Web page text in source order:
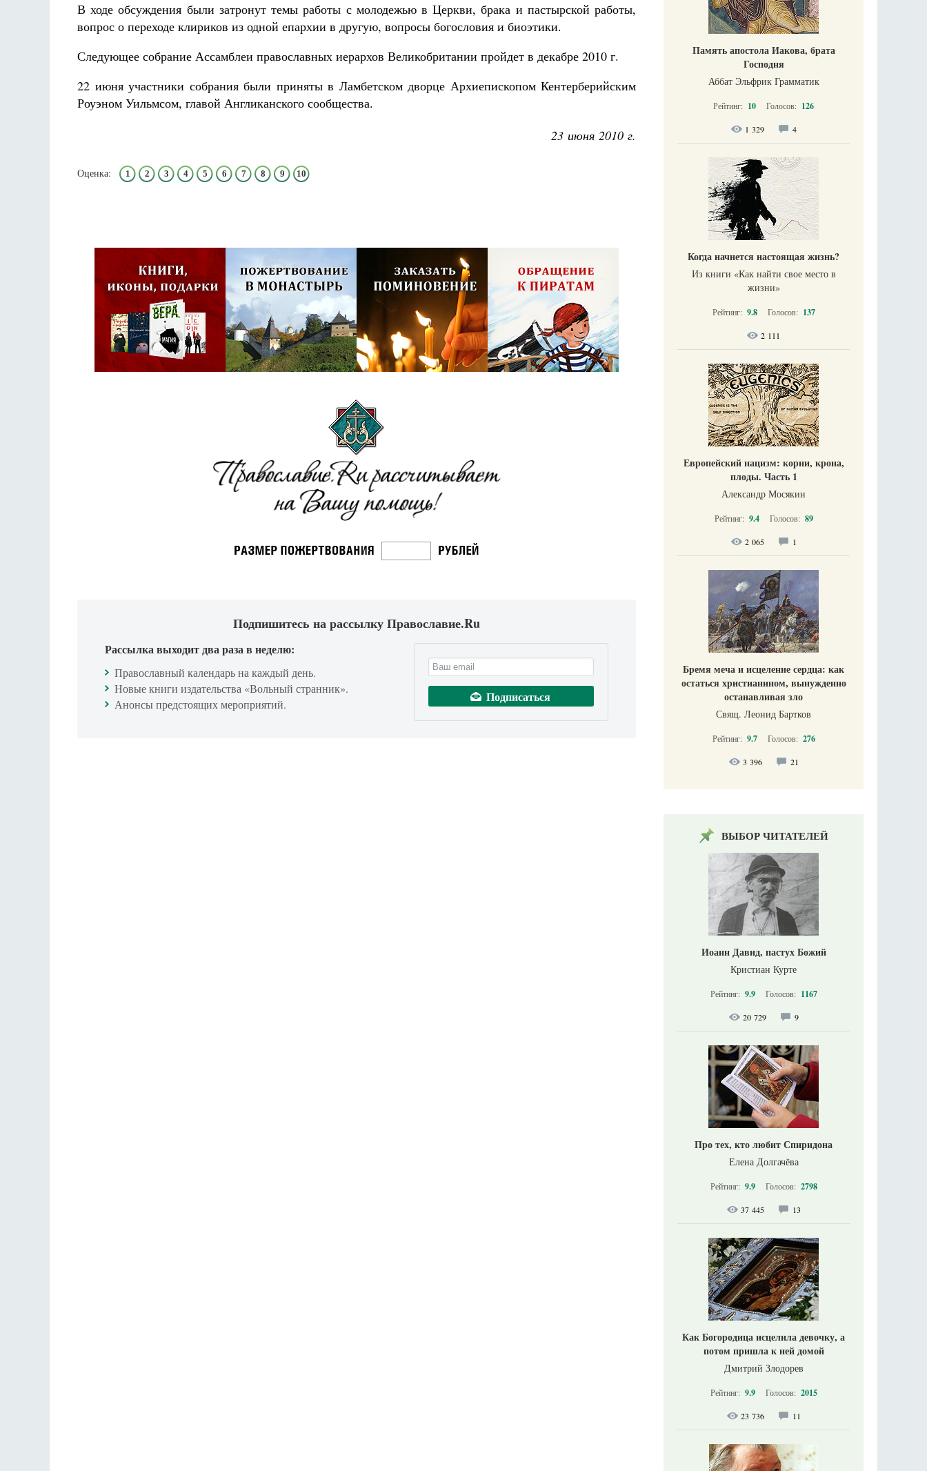
В ходе обсуждения были затронут темы работы с молодежью в Церкви, брака и пастырской работы,
вопрос о переходе клириков из одной епархии в другую, вопросы богословия и биоэтики.
Следующее собрание Ассамблеи православных иерархов Великобритании пройдет в декабре 2010 г.
22 июня участники собрания были приняты в Ламбетском дворце Архиепископом Кентерберийским
Роуэном Уильмсом, главой Англиканского сообщества.
23 июня 2010 г.
Оценка: 1 2 3 4 5 6 7 8 9 10
Подпишитесь на рассылку Православие.Ru
Рассылка выходит два раза в неделю:
Православный календарь на каждый день.
Новые книги издательства «Вольный странник».
Анонсы предстоящих мероприятий.
Память апостола Иакова, брата
Господня
Аббат Эльфрик Грамматик
Рейтинг: 10 Голосов: 126
1 329 4
Когда начнется настоящая жизнь?
Из книги «Как найти свое место в
жизни​»
Рейтинг: 9.8 Голосов: 137
2 111
Европейский нацизм: корни, крона,
плоды. Часть 1
Александр Мосякин
Рейтинг: 9.4 Голосов: 89
2 065 1
Бремя меча и исцеление сердца: как
остаться христианином, вынужденно
останавливая зло
Свящ. Леонид Бартков
Рейтинг: 9.7 Голосов: 276
3 396 21
ВЫБОР ЧИТАТЕЛЕЙ
Иоанн Давид, пастух Божий
Кристиан Курте
Рейтинг: 9.9 Голосов: 1167
20 729 9
Про тех, кто любит Спиридона
Елена Долгачёва
Рейтинг: 9.9 Голосов: 2798
37 445 13
Как Богородица исцелила девочку, а
потом пришла к ней домой
Дмитрий Злодорев
Рейтинг: 9.9 Голосов: 2015
23 736 11